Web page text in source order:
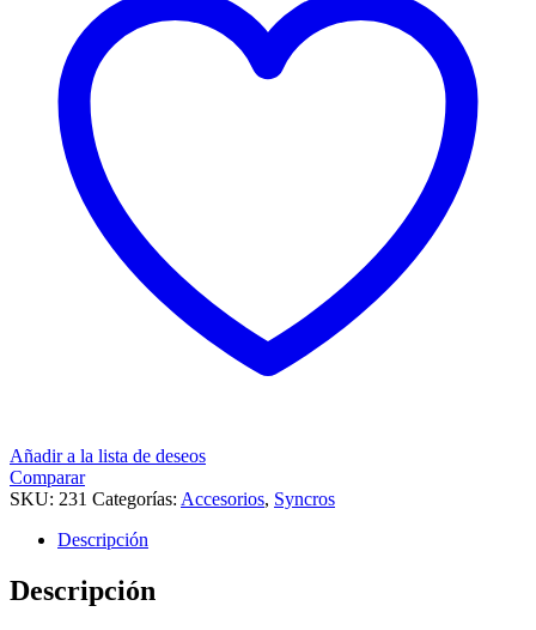
cantidad
Añadir a la lista de deseos
Comparar
SKU: 231 Categorías: Accesorios, Syncros
Descripción
Descripción